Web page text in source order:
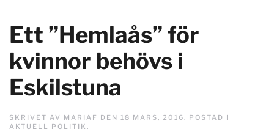
Ett ”Hemlaås” för
kvinnor behövs i
Eskilstuna
SKRIVET AV MARIAF DEN 18 MARS, 2016 . POSTAD I
AKTUELL POLITIK .